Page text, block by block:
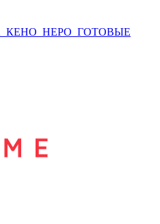
КЕНО НЕРО ГОТОВЫЕ